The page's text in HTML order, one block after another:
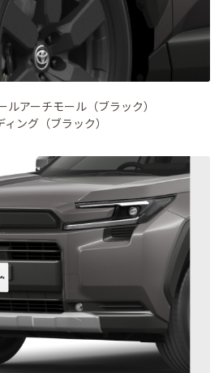
アーチモール（ブラック）
ング（ブラック）